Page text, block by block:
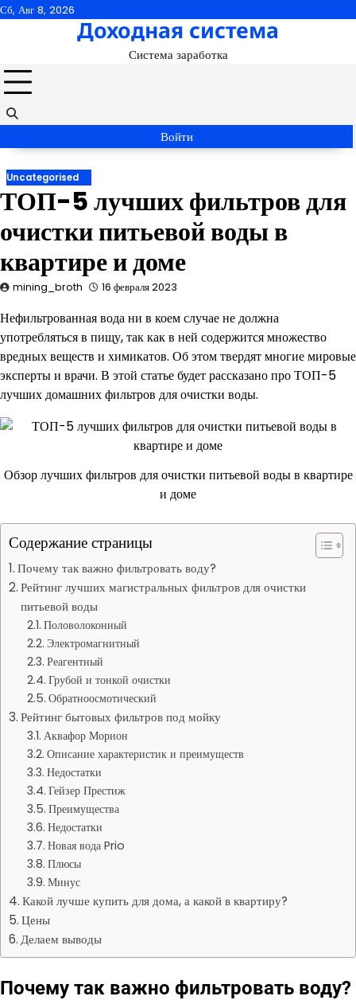
Перейти
Сб, Авг 8, 2026
Доходная система
Система заработка
Войти
Uncategorised
ТОП-5 лучших фильтров для
очистки питьевой воды в
квартире и доме
mining_broth 16 февраля 2023
Нефильтрованная вода ни в коем случае не должна
употребляться в пищу, так как в ней содержится множество
вредных веществ и химикатов. Об этом твердят многие мировые
эксперты и врачи. В этой статье будет рассказано про ТОП-5
лучших домашних фильтров для очистки воды.
Обзор лучших фильтров для очистки питьевой воды в квартире
и доме
Содержание страницы
Почему так важно фильтровать воду?
Рейтинг лучших магистральных фильтров для очистки
питьевой воды
Половолоконный
Электромагнитный
Реагентный
Грубой и тонкой очистки
Обратноосмотический
Рейтинг бытовых фильтров под мойку
Аквафор Морион
Описание характеристик и преимуществ
Недостатки
Гейзер Престиж
Преимущества
Недостатки
Новая вода Prio
Плюсы
Минус
Какой лучше купить для дома, а какой в квартиру?
Цены
Делаем выводы
Почему так важно фильтровать воду?